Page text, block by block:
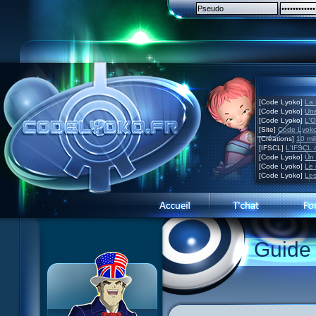
[Code Lyoko] La
[Code Lyoko]
[Code Lyoko]
[Site] Code
[Créations] 10
[IFSCL] L'IFSCL
[Code Lyoko] Un
[Code Lyoko] Le
[Code Lyoko]
6 Cruel dilemme
7 Problème d'image
10 Créature de rêve
11 Enragés